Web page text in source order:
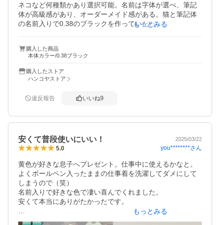
きっと、運送会社さんか？日本郵便さんか？解りません
が、凄く丁寧な配達をしてくれているかと。
購入予定の方は気を付けて下さい。
ネコなど何種類かあり選択可能。名前は字体が選べ、筆記
体が高級感があり、オーダーメイド感がある。猫と筆記体
の名前入りで0.38のブラックを作っていただいた。その場
かよい。５機能の割には重量が軽く使いやすい。本体色ブ
ラックで注文したが艶消しで高級感があった。シャーペン
はクリップ部を下げると出るようになっている。消しゴム
までしっかりついている。\1000クーポンを使って実質無料
かった。マーキングするので多少時間はかかるかもしれな
場合は数日ですぐに到着）リボンが印刷された箱が付属し
のなので綺麗でした。組み立ててプレゼントに使えると思
います。コスパ最高の素晴らしい製品です！
もっとみる
購入した商品
本体カラー/0.38ブラック
購入したストア
ハンコヤストア
違反報告 いいね9
安くて普段使いにいい！ 2025/03/22
5.0 you********さん
黄色が好きな息子へプレゼント。仕事中に使えるかなと。
よくボールペン入ったままの仕事着を洗濯してダメにして
しまうので（笑）
名前入りで好きな色で凄い喜んでくれました。
安くて本当にありがたかったです。
ただ、黄色のが黒一色のじゃないのが残念。他の色使わな
もっとみる